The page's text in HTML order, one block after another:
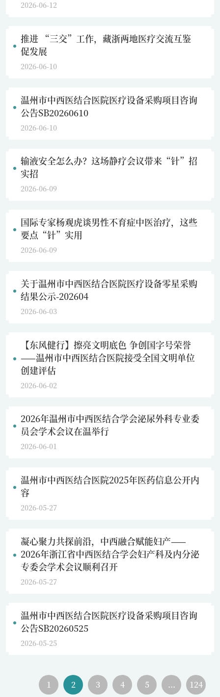
2026-06-12
推进 “三交”工作，藏浙两地医疗交流互鉴
促发展
2026-06-10
温州市中西医结合医院医疗设备采购项目咨询
公告SB20260610
2026-06-10
输液安全怎么办？这场静疗会议带来“针”招
实招
2026-06-09
国际专家杨观虎谈男性不育症中医治疗，这些
要点“针”实用
2026-06-09
关于温州市中西医结合医院医疗设备零星采购
结果公示-202604
2026-06-03
【东风健行】擦亮文明底色 争创国字号荣誉
——温州市中西医结合医院接受全国文明单位
创建评估
2026-06-02
2026年温州市中西医结合学会泌尿外科专业委
员会学术会议在温举行
2026-06-01
温州市中西医结合医院2025年医药信息公开内
容
2026-05-27
凝心聚力共探前沿，中西融合赋能妇产——
2026年浙江省中西医结合学会妇产科及内分泌
专委会学术会议顺利召开
2026-05-27
温州市中西医结合医院医疗设备采购项目咨询
公告SB20260525
2026-05-25
1 2 3 4 5 ... 124